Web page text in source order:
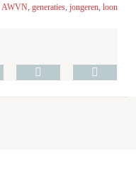
AWVN, generaties, jongeren, loon